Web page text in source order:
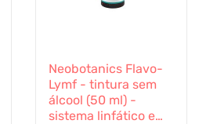
Neobotanics Flavo-
Lymf - tintura sem
álcool (50 ml) -
sistema linfático e